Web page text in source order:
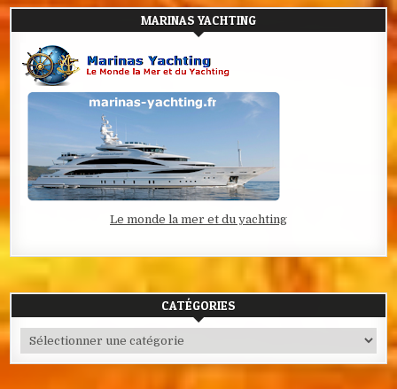
MARINAS YACHTING
Le monde la mer et du yachting
CATÉGORIES
Catégories